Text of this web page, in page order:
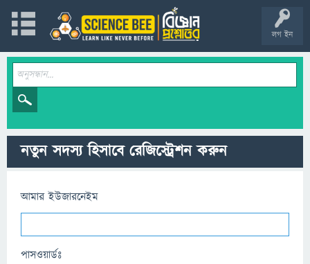
লগ ইন
নতুন সদস্য হিসাবে রেজিস্ট্রেশন করুন
আমার ইউজারনেইম
পাসওয়ার্ডঃ